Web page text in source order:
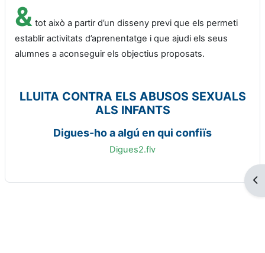
& tot això a partir d’un disseny previ que els permeti
establir activitats d’aprenentatge i que ajudi els seus
alumnes a aconseguir els objectius proposats.
LLUITA CONTRA ELS ABUSOS SEXUALS
ALS INFANTS
Digues-ho a algú en qui confiïs
Digues2.flv